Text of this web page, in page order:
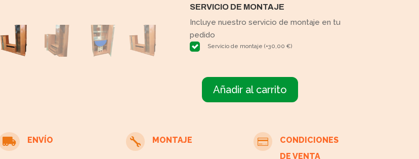
SERVICIO DE MONTAJE
Incluye nuestro servicio de montaje en tu
pedido
Servicio de montaje (+30,00 €)
LibreríaAñadir al carrito
 ENVÍO  MONTAJE 
CONDICIONES
DE VENTA